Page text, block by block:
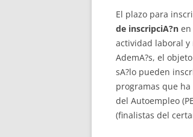
El plazo para
de inscripciA?n en
actividad laboral y
AdemA?s, el
sA?lo pueden
programas que
del Autoempleo
(finalistas del